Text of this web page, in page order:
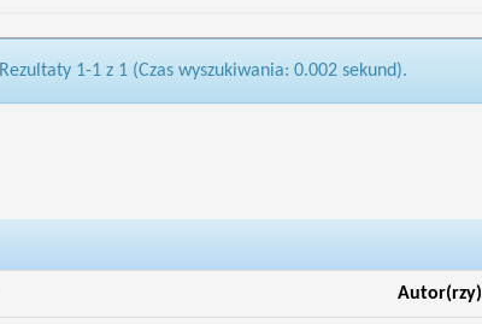
Rezultaty 1-1 z 1 (Czas wyszukiwania: 0.002 sekund).
Autor(rzy)